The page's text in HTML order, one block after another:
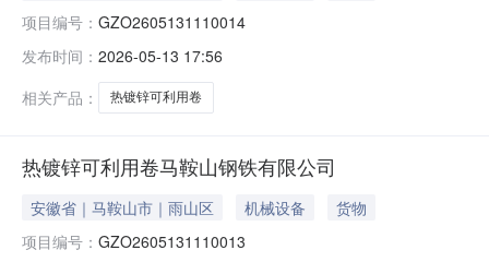
项目编号： GZO2605131110014
发布时间： 2026-05-13 17:56
相关产品：
热镀锌可利用卷
热镀锌可利用卷马鞍山钢铁有限公司
安徽省｜马鞍山市｜雨山区 机械设备
货物
项目编号： GZO2605131110013